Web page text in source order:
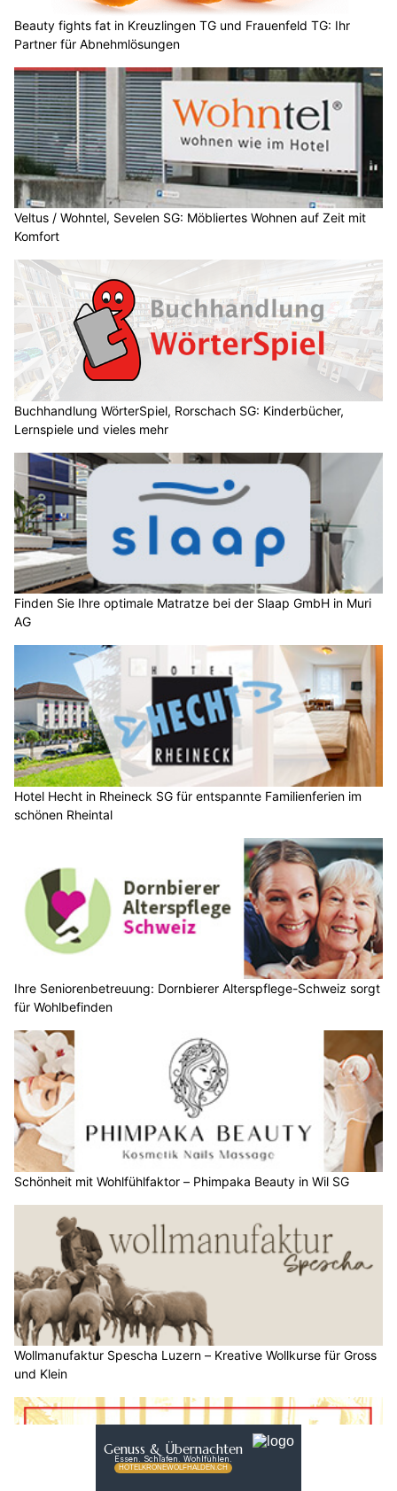
Beauty fights fat in Kreuzlingen TG und Frauenfeld TG: Ihr
Partner für Abnehmlösungen
Veltus / Wohntel, Sevelen SG: Möbliertes Wohnen auf Zeit mit
Komfort
Buchhandlung WörterSpiel, Rorschach SG: Kinderbücher,
Lernspiele und vieles mehr
Finden Sie Ihre optimale Matratze bei der Slaap GmbH in Muri
AG
Hotel Hecht in Rheineck SG für entspannte Familienferien im
schönen Rheintal
Ihre Seniorenbetreuung: Dornbierer Alterspflege-Schweiz sorgt
für Wohlbefinden
Schönheit mit Wohlfühlfaktor – Phimpaka Beauty in Wil SG
Wollmanufaktur Spescha Luzern – Kreative Wollkurse für Gross
und Klein